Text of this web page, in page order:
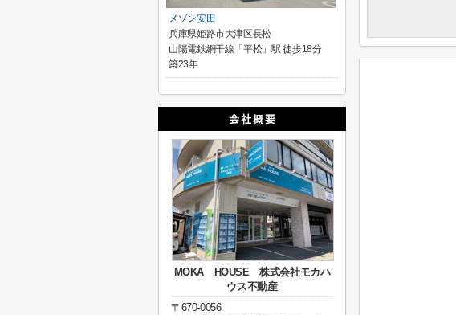
メゾン安田
兵庫県姫路市大津区長松
山陽電鉄網干線「平松」駅 徒歩18分
築23年
MOKA HOUSE 株式会社モカハ
ウス不動産
〒670-0056